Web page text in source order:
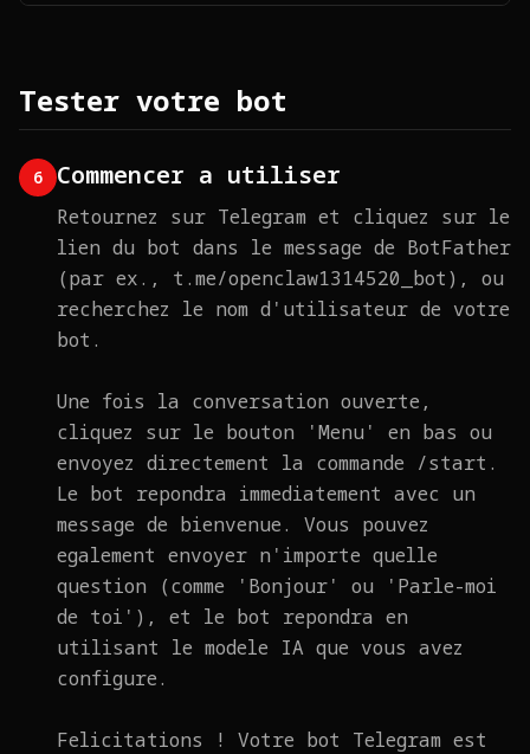
Tester votre bot
6 Commencer a utiliser
Retournez sur Telegram et cliquez sur le
lien du bot dans le message de BotFather
(par ex., t.me/openclaw1314520_bot), ou
recherchez le nom d'utilisateur de votre
bot.
Une fois la conversation ouverte,
cliquez sur le bouton 'Menu' en bas ou
envoyez directement la commande /start.
Le bot repondra immediatement avec un
message de bienvenue. Vous pouvez
egalement envoyer n'importe quelle
question (comme 'Bonjour' ou 'Parle-moi
de toi'), et le bot repondra en
utilisant le modele IA que vous avez
configure.
Felicitations ! Votre bot Telegram est